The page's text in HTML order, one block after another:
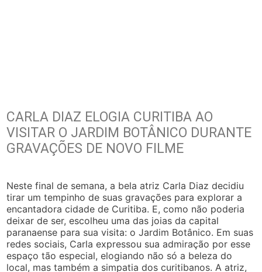
CARLA DIAZ ELOGIA CURITIBA AO
VISITAR O JARDIM BOTÂNICO DURANTE
GRAVAÇÕES DE NOVO FILME
Neste final de semana, a bela atriz Carla Diaz decidiu
tirar um tempinho de suas gravações para explorar a
encantadora cidade de Curitiba. E, como não poderia
deixar de ser, escolheu uma das joias da capital
paranaense para sua visita: o Jardim Botânico. Em suas
redes sociais, Carla expressou sua admiração por esse
espaço tão especial, elogiando não só a beleza do
local, mas também a simpatia dos curitibanos. A atriz,